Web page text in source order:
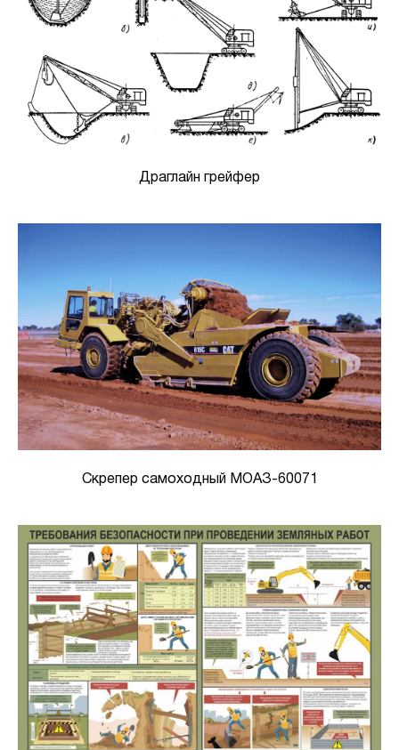
Драглайн грейфер
Скрепер самоходный МОАЗ-60071